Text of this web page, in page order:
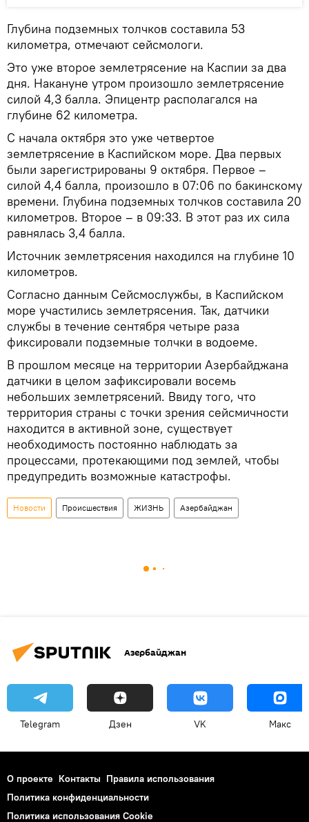
Глубина подземных толчков составила 53
километра, отмечают сейсмологи.
Это уже второе землетрясение на Каспии за два
дня. Накануне утром произошло землетрясение
силой 4,3 балла. Эпицентр располагался на
глубине 62 километра.
С начала октября это уже четвертое
землетрясение в Каспийском море. Два первых
были зарегистрированы 9 октября. Первое –
силой 4,4 балла, произошло в 07:06 по бакинскому
времени. Глубина подземных толчков составила 20
километров. Второе – в 09:33. В этот раз их сила
равнялась 3,4 балла.
Источник землетрясения находился на глубине 10
километров.
Согласно данным Сейсмослужбы, в Каспийском
море участились землетрясения. Так, датчики
службы в течение сентября четыре раза
фиксировали подземные толчки в водоеме.
В прошлом месяце на территории Азербайджана
датчики в целом зафиксировали восемь
небольших землетрясений. Ввиду того, что
территория страны с точки зрения сейсмичности
находится в активной зоне, существует
необходимость постоянно наблюдать за
процессами, протекающими под землей, чтобы
предупредить возможные катастрофы.
Новости Происшествия ЖИЗНЬ Азербайджан
Азербайджан
Telegram Дзен VK Макс
О проекте Контакты Правила использования
Политика конфиденциальности
Политика использования Cookie